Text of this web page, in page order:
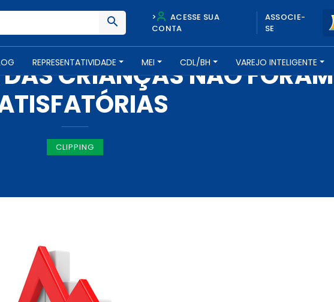
>
ACESSE SUA
CONTA
ASSOCIE-
SE
REPRESENTATIVIDADE MEI CDL/BH VAREJO INTELIGENTE
-16 DE OUTUBRO DE 2018
CRIANÇAS NÃO FORAM
CLIPPING